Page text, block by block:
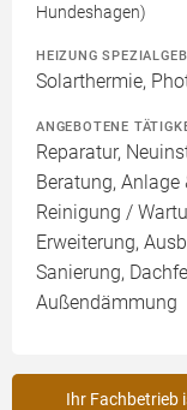
Hundeshagen)
HEIZUNG
Solarthermie,
ANGEBOTENE
Reparatur,
Beratung,
Reinigung /
Erweiterung,
Sanierung,
Außendämmung
Ihr Fachbetrieb